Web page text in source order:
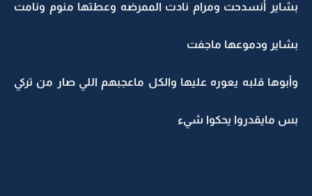
بشاير أنسدحت ومرام نادت الممرضه وعطتها منوم ونامت
بشاير ودموعها ماجفت
وأبوها قلبه يعوره عليها والكل ماعجبهم اللي صار من تركي
بس مايقدروا يحكوا شيء